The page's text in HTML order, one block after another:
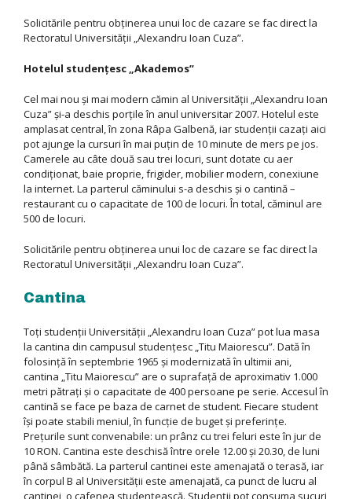
Solicitările pentru obţinerea unui loc de cazare se fac direct la
Rectoratul Universităţii „Alexandru Ioan Cuza”.
Hotelul studenţesc „Akademos”
Cel mai nou şi mai modern cămin al Universităţii „Alexandru Ioan
Cuza” şi-a deschis porţile în anul universitar 2007. Hotelul este
amplasat central, în zona Râpa Galbenă, iar studenţii cazaţi aici
pot ajunge la cursuri în mai puţin de 10 minute de mers pe jos.
Camerele au câte două sau trei locuri, sunt dotate cu aer
condiţionat, baie proprie, frigider, mobilier modern, conexiune
la internet. La parterul căminului s-a deschis şi o cantină –
restaurant cu o capacitate de 100 de locuri. În total, căminul are
500 de locuri.
Solicitările pentru obţinerea unui loc de cazare se fac direct la
Rectoratul Universităţii „Alexandru Ioan Cuza”.
Cantina
Toţi studenţii Universităţii „Alexandru Ioan Cuza” pot lua masa
la cantina din campusul studenţesc „Titu Maiorescu”. Dată în
folosinţă în septembrie 1965 şi modernizată în ultimii ani,
cantina „Titu Maiorescu” are o suprafaţă de aproximativ 1.000
metri pătraţi şi o capacitate de 400 persoane pe serie. Accesul în
cantină se face pe baza de carnet de student. Fiecare student
îşi poate stabili meniul, în funcţie de buget şi preferinţe.
Preţurile sunt convenabile: un prânz cu trei feluri este în jur de
10 RON. Cantina este deschisă între orele 12.00 şi 20.30, de luni
până sâmbătă. La parterul cantinei este amenajată o terasă, iar
în corpul B al Universităţii este amenajată, ca punct de lucru al
cantinei, o cafenea studenţească. Studenţii pot consuma sucuri